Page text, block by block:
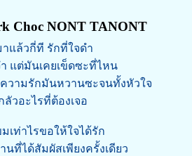
Choc NONT TANONT
าแล้วกี่ที รักที่ใจดำ
แต่มันเคยเข็ดซะที่ไหน
วามรักมันหวานซะจนทั้งหัวใจ
ลัวอะไรที่ต้องเจอ
เท่าไรขอให้ใจได้รัก
ที่ได้สัมผัสเพียงครั้งเดียว